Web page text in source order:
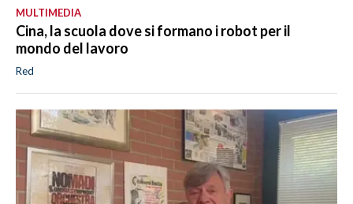
MULTIMEDIA
Cina, la scuola dove si formano i robot per il
mondo del lavoro
Red